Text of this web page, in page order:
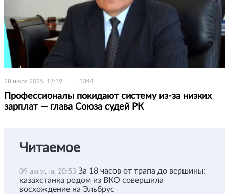
28 июля 2025, 17:19 1344
Профессионалы покидают систему из-за низких
зарплат — глава Союза судей РК
Читаемое
09 августа, 20:53 За 18 часов от трапа до вершины:
казахстанка родом из ВКО совершила
восхождение на Эльбрус